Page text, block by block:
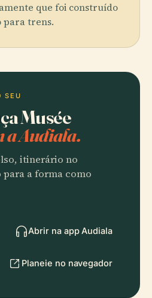
que foi construído
trens.
SEU
Musée
a Audiala.
itinerário no
para a forma como
Abrir na app Audiala
Planeie no navegador